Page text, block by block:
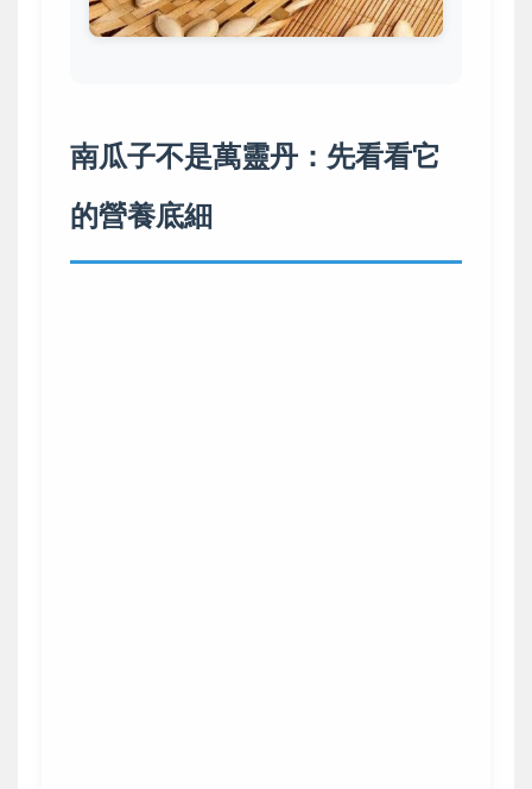
南瓜子不是萬靈丹：先看看它
的營養底細